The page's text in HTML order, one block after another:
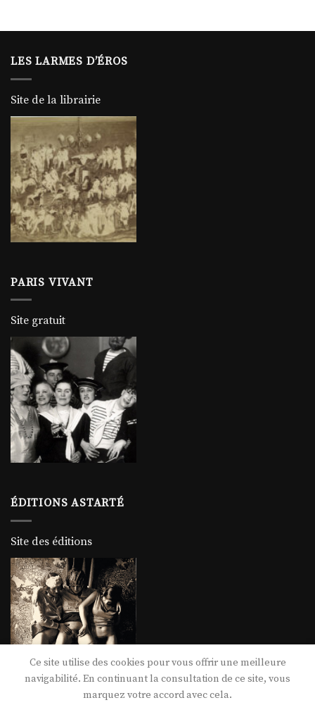
LES LARMES D’ÉROS
Site de la librairie
PARIS VIVANT
Site gratuit
ÉDITIONS ASTARTÉ
Site des éditions
Ce site utilise des cookies pour vous offrir une meilleure
navigabilité. En continuant la consultation de ce site, vous
marquez votre accord avec cela.